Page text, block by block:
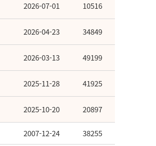
2026-07-01 10516
2026-04-23 34849
2026-03-13 49199
2025-11-28 41925
2025-10-20 20897
2007-12-24 38255